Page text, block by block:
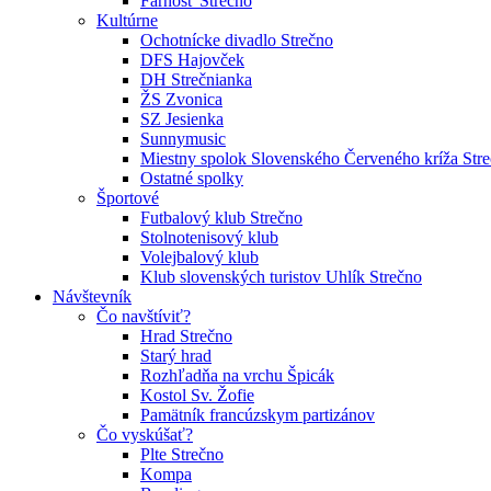
Kultúrne
Ochotnícke divadlo Strečno
DFS Hajovček
DH Strečnianka
ŽS Zvonica
SZ Jesienka
Sunnymusic
Miestny spolok Slovenského Červeného kríža
Ostatné spolky
Športové
Futbalový klub Strečno
Stolnotenisový klub
Volejbalový klub
Klub slovenských turistov Uhlík Strečno
Návštevník
Čo navštíviť?
Hrad Strečno
Starý hrad
Rozhľadňa na vrchu Špicák
Kostol Sv. Žofie
Pamätník francúzskym partizánov
Čo vyskúšať?
Plte Strečno
Kompa